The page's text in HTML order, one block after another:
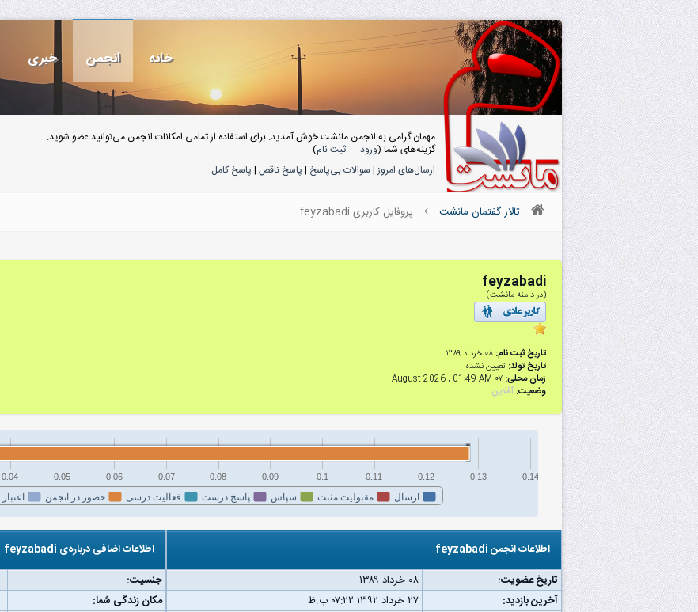
خانه انجمن خبری
مهمان گرامی به انجمن مانشت خوش آمدید. برای استفاده از تمامی امکانات انجمن می‌توانید عضو شوید.
گزینه‌های شما (ورود—ثبت نام)
ارسال‌های امروز| سوالات بی‌پاسخ | پاسخ ناقص | پاسخ کامل
تالار گفتمان مانشت پروفایل کاربری feyzabadi
feyzabadi
(در دامنه مانشت)
تاریخ ثبت نام: ۰۸ خرداد ۱۳۸۹
تاریخ تولد: تعیین نشده
زمان محلی: ۰۷ August 2026 , 01:49 AM
وضعیت: آفلاین
ارسال مقبولیت مثبت سپاس پاسخ درست فعالیت درسی حضور در انجمن اعتبار
0.04 0.05 0.06 0.07 0.08 0.09 0.1 0.11 0.12 0.13 0.14
اطلاعات انجمن feyzabadi
تاریخ عضویت:
۰۸ خرداد ۱۳۸۹
آخرین بازدید:
۲۷ خرداد ۱۳۹۲ ۰۷:۲۲ ب.ظ
اطلاعات اضافی درباره‌ی feyzabadi
جنسیت:
مکان زندگی شما: